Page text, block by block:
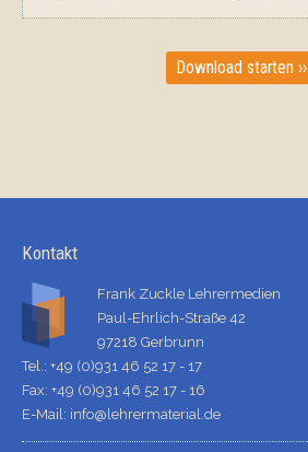
Download starten ››
Kontakt
Frank Zuckle Lehrermedien
Paul-Ehrlich-Straße 42
97218 Gerbrunn
Tel.: +49 (0)931 46 52 17 - 17
Fax: +49 (0)931 46 52 17 - 16
E-Mail: info@lehrermaterial.de